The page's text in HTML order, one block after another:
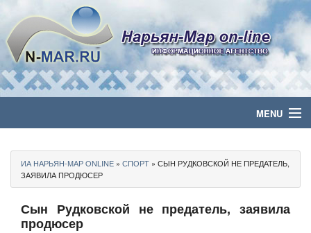
MENU
Политика
Бизнес
ИА НАРЬЯН-МАР ONLINE » СПОРТ » СЫН РУДКОВСКОЙ НЕ ПРЕДАТЕЛЬ,
ЗАЯВИЛА ПРОДЮСЕР
Сын Рудковской не предатель, заявила
продюсер